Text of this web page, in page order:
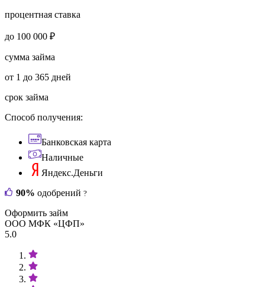
процентная ставка
до 100 000 ₽
сумма займа
от 1 до 365 дней
срок займа
Способ получения:
Банковская карта
Наличные
Яндекс.Деньги
90% одобрений ?
Оформить займ
ООО МФК «ЦФП»
5.0